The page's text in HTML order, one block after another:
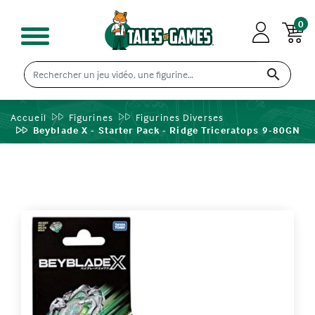

0
Accueil Figurines
Figurines Diverses
Beyblade X - Starter Pack - Ridge Triceratops 9-80GN